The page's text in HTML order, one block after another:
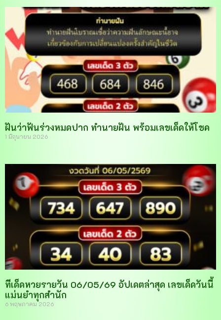
ฝันว่าฟันร่วงหมดปาก ทำนายฝัน พร้อมเลขเด็ดให้โชค
1 มิถุนายน 2026
ทีเด็ดหวยรายวัน 06/05/69 อัปเดตล่าสุด เลขเด็ดวันนี้
แม่นยำทุกสำนัก
6 พฤษภาคม 2026